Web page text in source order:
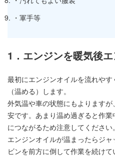
・軍手等
1．エンジンを暖気後
最初にエンジンオイルを流れや
（温める）します。
外気温や車の状態にもよります
安です。あまり温め過ぎると作
につながるため注意してください。
エンジンオイルが温まったらジ
ビンを前方に倒して作業を続け